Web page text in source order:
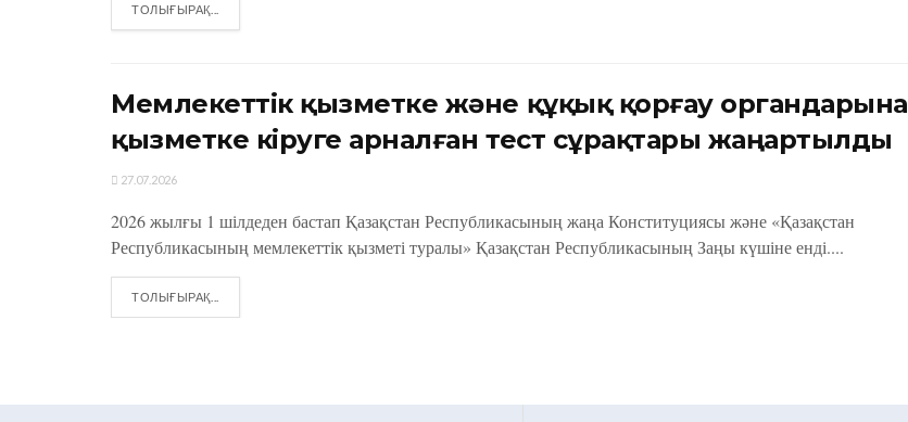
ТОЛЫҒЫРАҚ...
Мемлекеттік қызметке және құқық қорғау органдарына
қызметке кіруге арналған тест сұрақтары жаңартылды
27.07.2026
2026 жылғы 1 шілдеден бастап Қазақстан Республикасының жаңа Конституциясы және «Қазақстан
Республикасының мемлекеттік қызметі туралы» Қазақстан Республикасының Заңы күшіне енді....
ТОЛЫҒЫРАҚ...